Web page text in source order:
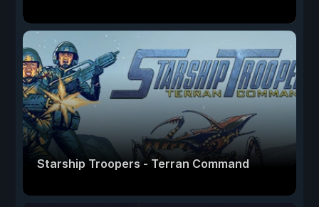
Starship Troopers - Terran Command